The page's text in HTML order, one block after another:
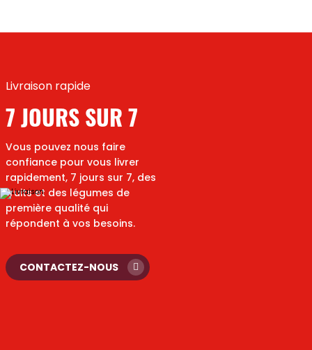
Livraison rapide
7 JOURS SUR 7
Vous pouvez nous faire
confiance pour vous livrer
rapidement, 7 jours sur 7, des
fruits et des légumes de
première qualité qui
répondent à vos besoins.
CONTACTEZ-NOUS